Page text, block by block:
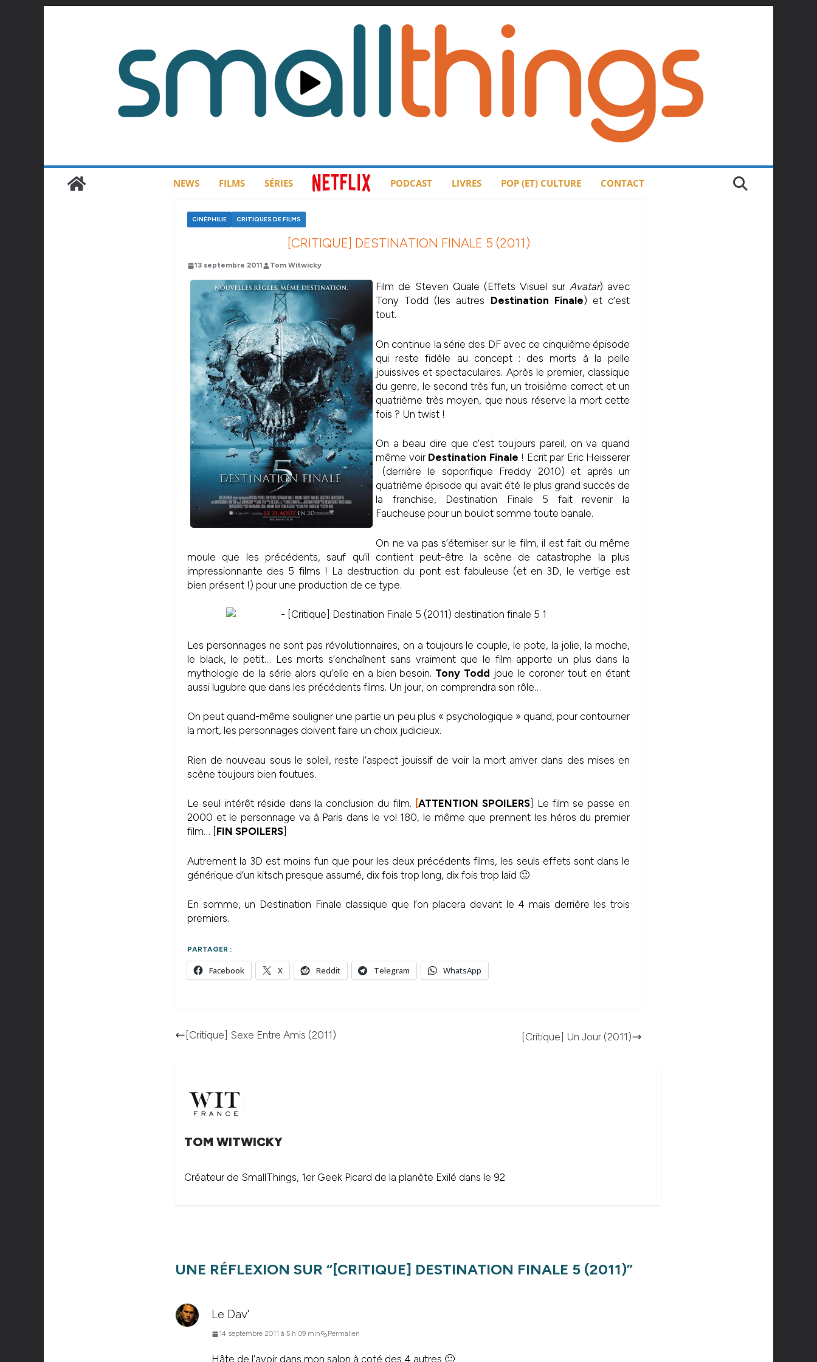
NEWS FILMS SÉRIES PODCAST LIVRES POP (ET) CULTURE CONTACT
CINÉPHILIE CRITIQUES DE FILMS
[CRITIQUE] DESTINATION FINALE 5 (2011)
13 septembre 2011 Tom Witwicky
Film de Steven Quale (Effets Visuel sur Avatar) avec
Tony Todd (les autres Destination Finale) et c’est
tout.
On continue la série des DF avec ce cinquième épisode
qui reste fidèle au concept : des morts à la pelle
jouissives et spectaculaires. Après le premier, classique
du genre, le second très fun, un troisième correct et un
quatrième très moyen, que nous réserve la mort cette
fois ? Un twist !
On a beau dire que c’est toujours pareil, on va quand
même voir Destination Finale ! Ecrit par Eric Heisserer
(derrière le soporifique Freddy 2010) et après un
quatrième épisode qui avait été le plus grand succès de
la franchise, Destination Finale 5 fait revenir la
Faucheuse pour un boulot somme toute banale.
On ne va pas s’éterniser sur le film, il est fait du même
moule que les précédents, sauf qu’il contient peut-être la scène de catastrophe la plus
impressionnante des 5 films ! La destruction du pont est fabuleuse (et en 3D, le vertige est
bien présent !) pour une production de ce type.
Les personnages ne sont pas révolutionnaires, on a toujours le couple, le pote, la jolie, la moche,
le black, le petit… Les morts s’enchaînent sans vraiment que le film apporte un plus dans la
mythologie de la série alors qu’elle en a bien besoin. Tony Todd joue le coroner tout en étant
aussi lugubre que dans les précédents films. Un jour, on comprendra son rôle…
On peut quand-même souligner une partie un peu plus « psychologique » quand, pour contourner
la mort, les personnages doivent faire un choix judicieux.
Rien de nouveau sous le soleil, reste l’aspect jouissif de voir la mort arriver dans des mises en
scène toujours bien foutues.
Le seul intérêt réside dans la conclusion du film. [ATTENTION SPOILERS] Le film se passe en
2000 et le personnage va à Paris dans le vol 180, le même que prennent les héros du premier
film… [ FIN SPOILERS
Autrement la 3D est moins fun que pour les deux précédents films, les seuls effets sont dans le
générique d’un kitsch presque assumé, dix fois trop long, dix fois trop laid 🙂
En somme, un Destination Finale classique que l’on placera devant le 4 mais derrière les trois
premiers.
PARTAGER :
Facebook X Reddit Telegram WhatsApp
[Critique] Sexe Entre Amis (2011) [Critique] Un Jour (2011)
TOM WITWICKY
Créateur de SmallThings, 1er Geek Picard de la planète Exilé dans le 92
UNE RÉFLEXION SUR “[CRITIQUE] DESTINATION FINALE 5 (2011)”
Le Dav'
14 septembre 2011 à 5 h 09 min Permalien
Hâte de l’avoir dans mon salon à coté des 4 autres 🙂